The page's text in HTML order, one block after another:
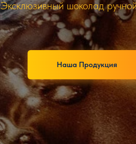
Эксклюзивный шоколад
Наша Продукция